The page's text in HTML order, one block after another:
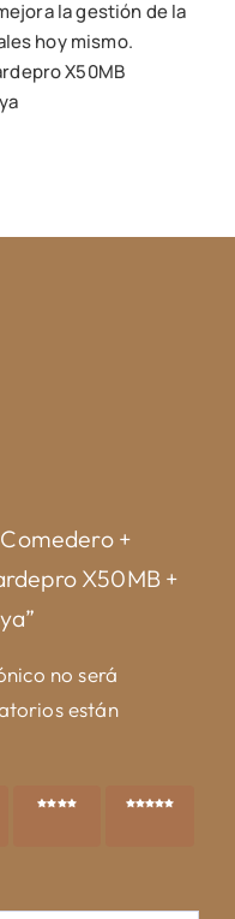
la gestión de la
hoy mismo.
X50MB
+
X50MB +
no será
están
4 de 5
5 de 5